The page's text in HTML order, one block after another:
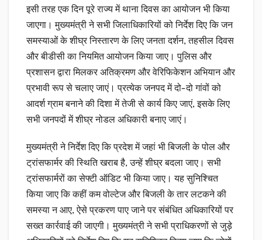
इसी तरह एक दिन पूरे राज्य में थाना दिवस का आयोजन भी किया
जाएगा। मुख्यमंत्री ने सभी जिलाधिकारियों को निर्देश दिए कि जन
समस्याओं के शीघ्र निस्तारण के लिए जनता दर्शन, तहसील दिवस
और बीडीसी का नियमित आयोजन किया जाए। पुलिस और
प्रशासन द्वारा मिलकर अतिक्रमण और वेरिफिकेशन अभियान और
प्रभावी रूप से चलाए जाएं। प्रत्येक जनपद में दो-दो गांवों को
आदर्श ग्राम बनाने की दिशा में तेजी से कार्य किए जाएं, इसके लिए
सभी जनपदों में शीघ्र नोडल अधिकारी बनाए जाएं।
मुख्यमंत्री ने निर्देश दिए कि प्रदेश में जहां भी बिजली के पोल और
ट्रांसफार्मर की स्थिति खराब है, उन्हें शीघ्र बदला जाए। सभी
ट्रांसफार्मरों का सेफ्टी ऑडिट भी किया जाए। यह सुनिश्चित
किया जाए कि कहीं कम वोल्टेज और बिजली के तार लटकने की
समस्या न आए, ऐसे प्रकरण पाए जाने पर संबंधित अधिकारियों पर
सख्त कार्रवाई की जाएगी। मुख्यमंत्री ने सभी प्राधिकरणों से जुड़े